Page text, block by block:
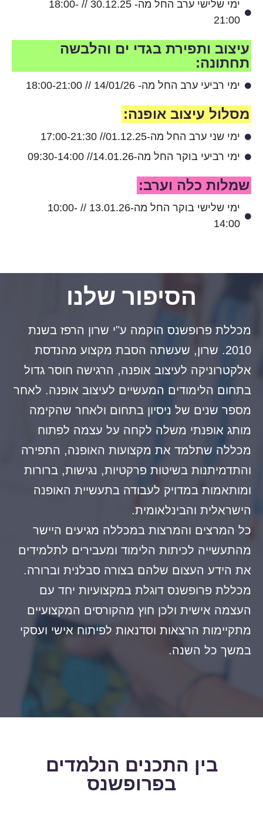
ימי שלישי ערב החל מה- 30.12.25 // 18:00-
21:00
עיצוב ותפירת בגדי ים והלבשה
תחתונה:
ימי רביעי ערב החל מה- 14/01/26 // 18:00-21:00
מסלול עיצוב אופנה:
ימי שני ערב החל מה-01.12.25// 17:00-21:30
ימי רביעי בוקר החל מה-14.01.26// 09:30-14:00
שמלות כלה וערב:
ימי שלישי בוקר החל מה-13.01.26 // 10:00-
14:00
הסיפור שלנו
מכללת פרופשנס הוקמה ע"י שרון הרפז בשנת
2010. שרון, שעשתה הסבת מקצוע מהנדסת
אלקטרוניקה לעיצוב אופנה, הרגישה חוסר גדול
בתחום הלימודים המעשיים לעיצוב אופנה. לאחר
מספר שנים של ניסיון בתחום ולאחר שהקימה
מותג אופנתי משלה לקחה על עצמה לפתוח
מכללה שתלמד את מקצועות האופנה, התפירה
והתדמיתנות בשיטות פרקטיות, נגישות, ברורות
ומותאמות במדויק לעבודה בתעשיית האופנה
הישראלית והבינלאומית.
כל המרצים והמרצות במכללה מגיעים היישר
מהתעשייה לכיתות הלימוד ומעבירים לתלמידים
את הידע העצום שלהם בצורה סבלנית וברורה.
מכללת פרופשנס דוגלת במקצועיות יחד עם
העצמה אישית ולכן חוץ מהקורסים המקצועיים
מתקיימות הרצאות וסדנאות לפיתוח אישי ועסקי
במשך כל השנה.
בין התכנים הנלמדים
בפרופשנס